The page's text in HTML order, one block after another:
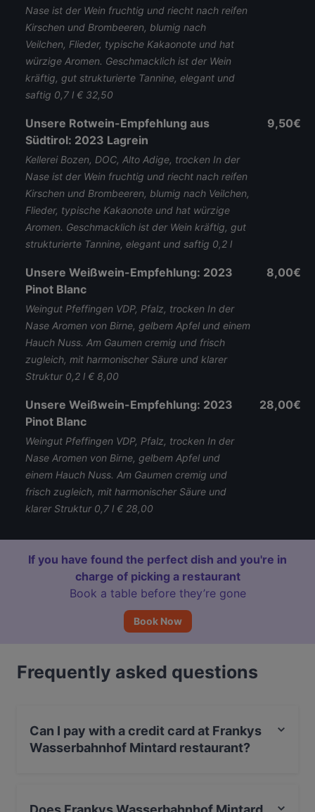
Nase ist der Wein fruchtig und riecht nach reifen
Kirschen und Brombeeren, blumig nach
Veilchen, Flieder, typische Kakaonote und hat
würzige Aromen. Geschmacklich ist der Wein
kräftig, gut strukturierte Tannine, elegant und
saftig 0,7 l € 32,50
Unsere Rotwein-Empfehlung aus
Südtirol: 2023 Lagrein
Kellerei Bozen, DOC, Alto Adige, trocken In der
Nase ist der Wein fruchtig und riecht nach reifen
Kirschen und Brombeeren, blumig nach Veilchen,
Flieder, typische Kakaonote und hat würzige
Aromen. Geschmacklich ist der Wein kräftig, gut
strukturierte Tannine, elegant und saftig 0,2 l
9,50€
Unsere Weißwein-Empfehlung: 2023
Pinot Blanc
Weingut Pfeffingen VDP, Pfalz, trocken In der
Nase Aromen von Birne, gelbem Apfel und einem
Hauch Nuss. Am Gaumen cremig und frisch
zugleich, mit harmonischer Säure und klarer
Struktur 0,2 l € 8,00
8,00€
Unsere Weißwein-Empfehlung: 2023
Pinot Blanc
Weingut Pfeffingen VDP, Pfalz, trocken In der
Nase Aromen von Birne, gelbem Apfel und
einem Hauch Nuss. Am Gaumen cremig und
frisch zugleich, mit harmonischer Säure und
klarer Struktur 0,7 l € 28,00
28,00€
If you have found the perfect dish and you're in
charge of picking a restaurant
Book a table before they’re gone
Book Now
Frequently asked questions
Can I pay with a credit card at Frankys
Wasserbahnhof Mintard restaurant?